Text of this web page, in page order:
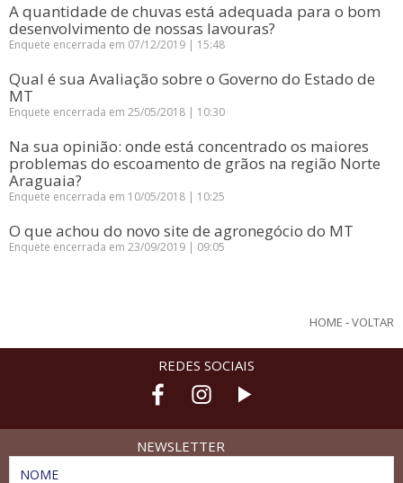
A quantidade de chuvas está adequada para o bom
desenvolvimento de nossas lavouras?
Enquete encerrada em 07/12/2019 | 15:48
Qual é sua Avaliação sobre o Governo do Estado de
MT
Enquete encerrada em 25/05/2018 | 10:30
Na sua opinião: onde está concentrado os maiores
problemas do escoamento de grãos na região Norte
Araguaia?
Enquete encerrada em 10/05/2018 | 10:25
O que achou do novo site de agronegócio do MT
Enquete encerrada em 23/09/2019 | 09:05
HOME -VOLTAR
REDES SOCIAIS
NEWSLETTER
NOME